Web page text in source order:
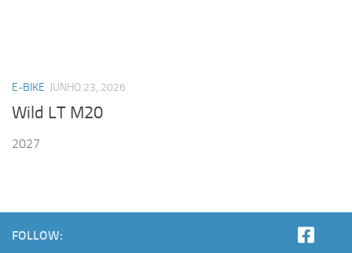
E-BIKE JUNHO 23, 2026
Wild LT M20
2027
FOLLOW: